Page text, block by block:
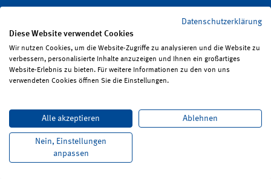
Datenschutzerklärung
Diese Website verwendet Cookies
Wir nutzen Cookies, um die Website-Zugriffe zu analysieren und die Website zu
verbessern, personalisierte Inhalte anzuzeigen und Ihnen ein großartiges
Website-Erlebnis zu bieten. Für weitere Informationen zu den von uns
verwendeten Cookies öffnen Sie die Einstellungen.
Alle akzeptieren Ablehnen
Nein, Einstellungen
anpassen